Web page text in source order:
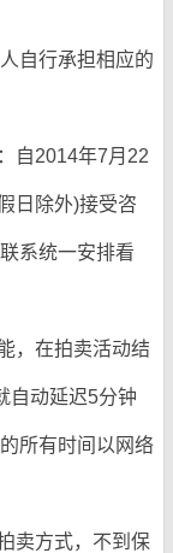
自行承担相应的
自2014年7月22
日除外)接受咨
系统一安排看
，在拍卖活动结
自动延迟5分钟
所有时间以网络
卖方式，不到保